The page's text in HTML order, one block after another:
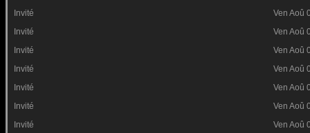
Invité
Ven Aoû
Invité
Ven Aoû
Invité
Ven Aoû
Invité
Ven Aoû
Invité
Ven Aoû
Invité
Ven Aoû
Invité
Ven Aoû